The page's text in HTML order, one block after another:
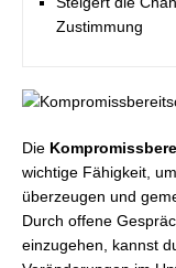
Zustimmung
Die
wichtige Fähigkeit,
überzeugen und
Durch offene
einzugehen, kannst